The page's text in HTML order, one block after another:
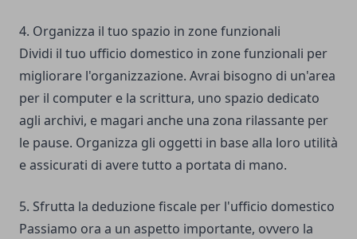
4. Organizza il tuo spazio in zone funzionali
Dividi il tuo ufficio domestico in zone funzionali per
migliorare l'organizzazione. Avrai bisogno di un'area
per il computer e la scrittura, uno spazio dedicato
agli archivi, e magari anche una zona rilassante per
le pause. Organizza gli oggetti in base alla loro utilità
e assicurati di avere tutto a portata di mano.
5. Sfrutta la deduzione fiscale per l'ufficio domestico
Passiamo ora a un aspetto importante, ovvero la